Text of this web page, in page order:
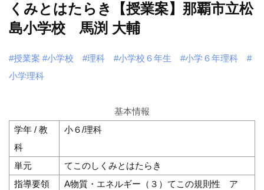
くみとはたらき【授業案】那覇市立松
島小学校 馬渕 大輔
#授業案 #小学校 #理科 #小学校６年生 #小学６年理科
#
小学理科
基本情報
学年 / 教
科
小６/理科
単元
てこのしくみとはたらき
指導要領
A物質・エネルギー（３）てこの規則性 ア